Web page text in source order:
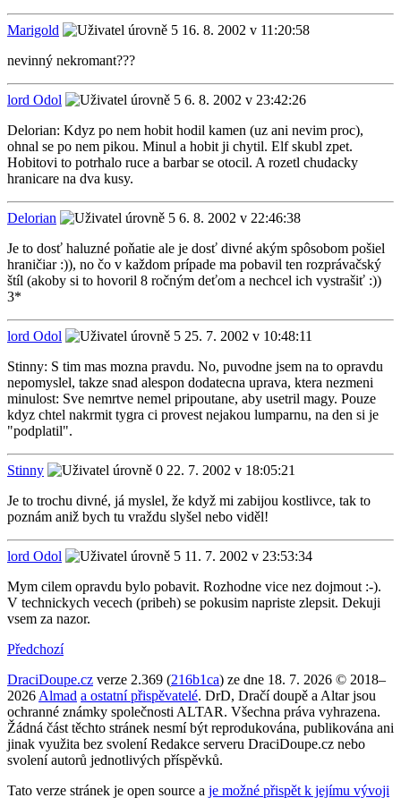
Marigold
16. 8. 2002 v 11:20:58
nevinný nekromant???
lord Odol
6. 8. 2002 v 23:42:26
Delorian: Kdyz po nem hobit hodil kamen (uz ani nevim proc),
ohnal se po nem pikou. Minul a hobit ji chytil. Elf skubl zpet.
Hobitovi to potrhalo ruce a barbar se otocil. A rozetl chudacky
hranicare na dva kusy.
Delorian
6. 8. 2002 v 22:46:38
Je to dosť haluzné poňatie ale je dosť divné akým spôsobom pošiel
hraničiar :)), no čo v každom prípade ma pobavil ten rozprávačský
štíl (akoby si to hovoril 8 ročným deťom a nechcel ich vystrašiť :))
3*
lord Odol
25. 7. 2002 v 10:48:11
Stinny: S tim mas mozna pravdu. No, puvodne jsem na to opravdu
nepomyslel, takze snad alespon dodatecna uprava, ktera nezmeni
minulost: Sve nemrtve nemel pripoutane, aby usetril magy. Pouze
kdyz chtel nakrmit tygra ci provest nejakou lumparnu, na den si je
"podplatil".
Stinny
22. 7. 2002 v 18:05:21
Je to trochu divné, já myslel, že když mi zabijou kostlivce, tak to
poznám aniž bych tu vraždu slyšel nebo viděl!
lord Odol
11. 7. 2002 v 23:53:34
Mym cilem opravdu bylo pobavit. Rozhodne vice nez dojmout :-).
V technickych vecech (pribeh) se pokusim napriste zlepsit. Dekuji
vsem za nazor.
Předchozí
DraciDoupe.cz verze 2.369 (216b1ca) ze dne 18. 7. 2026 © 2018–
2026 Almad a ostatní přispěvatelé. DrD, Dračí doupě a Altar jsou
ochranné známky společnosti ALTAR. Všechna práva vyhrazena.
Žádná část těchto stránek nesmí být reprodukována, publikována ani
jinak využita bez svolení Redakce serveru DraciDoupe.cz nebo
svolení autorů jednotlivých příspěvků.
Tato verze stránek je open source a je možné přispět k jejímu vývoji